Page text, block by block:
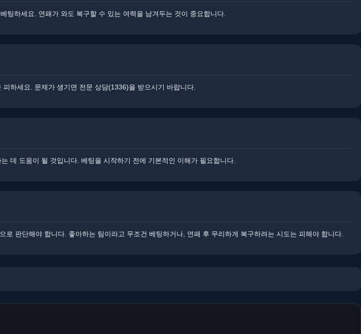
하세요. ​연패가 와도 복구할 수 있는 여력을 남겨두는 것이 중요합니다.
하세요. ​문제가 생기면 전문 상담(1336)을 받으시기 바랍니다.
데 도움이 될 것입니다. ​​베팅을 시작하기 전에 기본적인 이해가 필요합니다.
판단해야 합니다. ​좋아하는 팀이라고 무조건 베팅하거나, 연패 후 무리하게 복구하려는 시도는 피해야 합니다.